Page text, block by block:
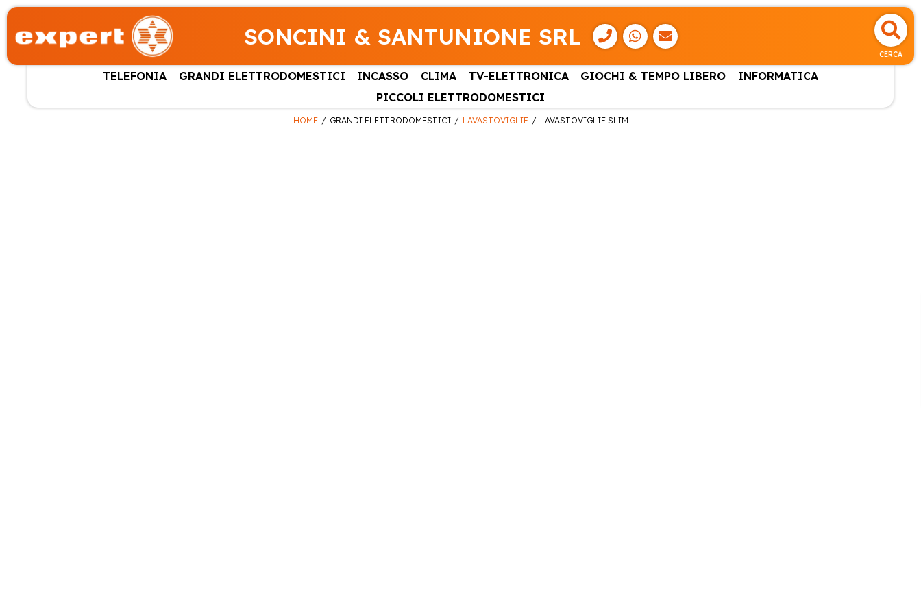
SONCINI & SANTUNIONE SRL
CERCA
TELEFONIA GRANDI ELETTRODOMESTICI INCASSO CLIMA TV-ELETTRONICA GIOCHI & TEMPO LIBERO
INFORMATICA
PICCOLI ELETTRODOMESTICI
HOME GRANDI ELETTRODOMESTICI LAVASTOVIGLIE LAVASTOVIGLIE SLIM